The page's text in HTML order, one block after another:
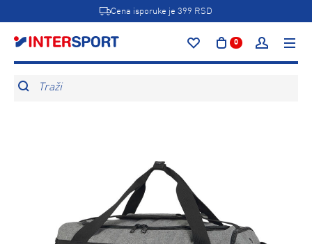
Cena isporuke je 399 RSD
0
Traži